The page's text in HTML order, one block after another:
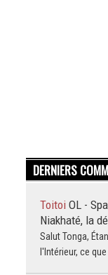
DERNIERS
Toitoi OL -
Niakhaté, la
Salut Tonga,
l'Intérieur, ce